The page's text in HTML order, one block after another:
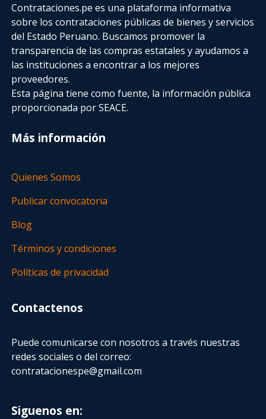
Contrataciones.pe es una plataforma informativa
sobre los contrataciones públicas de bienes y servicios
del Estado Peruano. Buscamos promover la
transparencia de las compras estatalesy ayudamos a
las instituciones a encontrar a los mejores
proveedores.
Esta página tiene como fuente, la información pública
proporcionada por SEACE.
Más información
Quienes Somos
Publicar convocatoria
Blog
Términos y condiciones
Políticas de privacidad
Contactenos
Puede comunicarse con nosotros a través nuestras
redes sociales o del correo:
contratacionespe@gmail.com
Siguenos en: